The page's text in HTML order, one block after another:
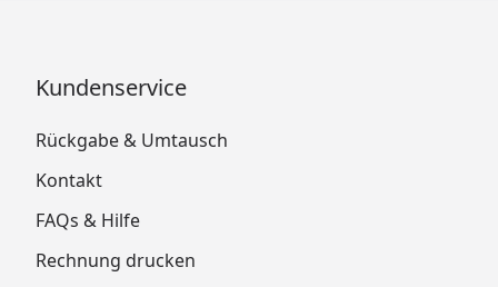
Kundenservice
Rückgabe & Umtausch
Kontakt
FAQs & Hilfe
Rechnung drucken